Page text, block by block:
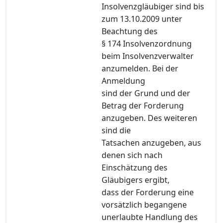
Insolvenzgläubiger sind bis
zum 13.10.2009 unter
Beachtung des
§ 174 Insolvenzordnung
beim Insolvenzverwalter
anzumelden. Bei der
Anmeldung
sind der Grund und der
Betrag der Forderung
anzugeben. Des weiteren
sind die
Tatsachen anzugeben, aus
denen sich nach
Einschätzung des
Gläubigers ergibt,
dass der Forderung eine
vorsätzlich begangene
unerlaubte Handlung des